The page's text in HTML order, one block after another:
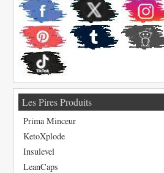
Les Pires Produits
Prima Minceur
KetoXplode
Insulevel
LeanCaps